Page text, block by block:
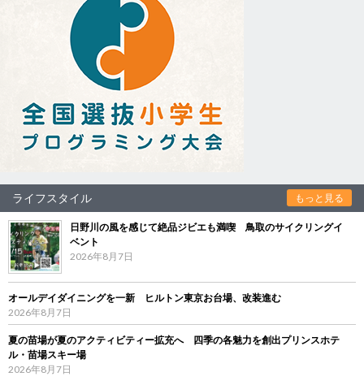
ライフスタイル もっと見る
日野川の風を感じて絶品ジビエも満喫 鳥取のサイクリングイ
ベント
2026年8月7日
オールデイダイニングを一新 ヒルトン東京お台場、改装進む
2026年8月7日
夏の苗場が夏のアクティビティー拡充へ 四季の各魅力を創出プリンスホテ
ル・苗場スキー場
2026年8月7日